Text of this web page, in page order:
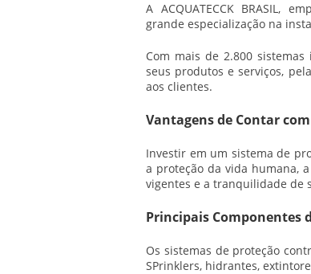
A ACQUATECCK BRASIL,
grande especialização na
Com mais de 2.800
seus produtos e serviços,
aos clientes.
Vantagens de Contar
Investir em um sistema de
a proteção da vida humana,
vigentes e a tranquilidade de
Principais Componentes
Os sistemas de proteção
SPrinklers, hidrantes,